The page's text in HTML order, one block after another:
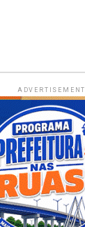
ADVERTISEMENT